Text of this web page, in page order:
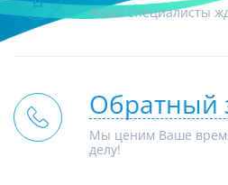
Наши специалисты
Обратный
Мы ценим Ваше
делу!